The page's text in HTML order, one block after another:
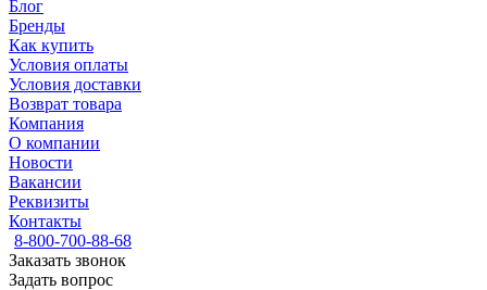
Блог
Бренды
Как купить
Условия оплаты
Условия доставки
Возврат товара
Компания
О компании
Новости
Вакансии
Реквизиты
Контакты
8-800-700-88-68
Заказать звонок
Задать вопрос